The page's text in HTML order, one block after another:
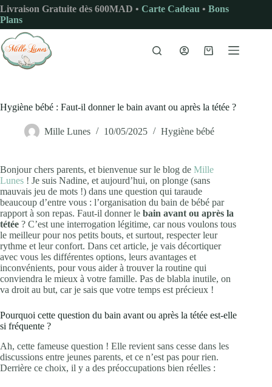
Passer
au
contenu
Livraison Gratuite dès 600MAD • Carte Cadeau • Bons
Plans
Panier
Hygiène bébé : Faut-il donner le bain avant ou après la tétée ?
Mille Lunes 10/05/2025 Hygiène bébé
Bonjour chers parents, et bienvenue sur le blog de Mille
Lunes ! Je suis Nadine, et aujourd’hui, on plonge (sans
mauvais jeu de mots !) dans une question qui taraude
beaucoup d’entre vous : l’organisation du bain de bébé par
rapport à son repas. Faut-il donner le bain avant ou après la
tétée ? C’est une interrogation légitime, car nous voulons tous
le meilleur pour nos petits bouts, et surtout, respecter leur
rythme et leur confort. Dans cet article, je vais décortiquer
avec vous les différentes options, leurs avantages et
inconvénients, pour vous aider à trouver la routine qui
conviendra le mieux à votre famille. Pas de blabla inutile, on
va droit au but, car je sais que votre temps est précieux !
Pourquoi cette question du bain avant ou après la tétée est-elle
si fréquente ?
Ah, cette fameuse question ! Elle revient sans cesse dans les
discussions entre jeunes parents, et ce n’est pas pour rien.
Derrière ce choix, il y a des préoccupations bien réelles :